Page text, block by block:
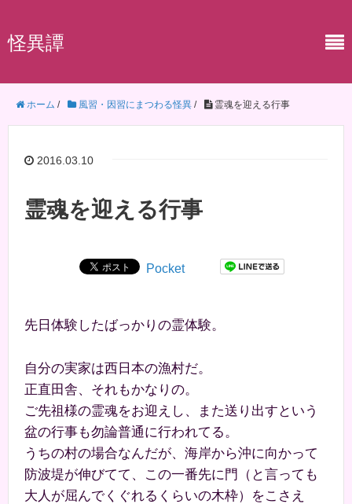
怪異譚
ホーム / 風習・因習にまつわる怪異 / 霊魂を迎える行事
2016.03.10
霊魂を迎える行事
Pocket
先日体験したばっかりの霊体験。
自分の実家は西日本の漁村だ。
正直田舎、それもかなりの。
ご先祖様の霊魂をお迎えし、また送り出すという
盆の行事も勿論普通に行われてる。
うちの村の場合なんだが、海岸から沖に向かって
防波堤が伸びてて、この一番先に門（と言っても
大人が屈んでくぐれるくらいの木枠）をこさえ